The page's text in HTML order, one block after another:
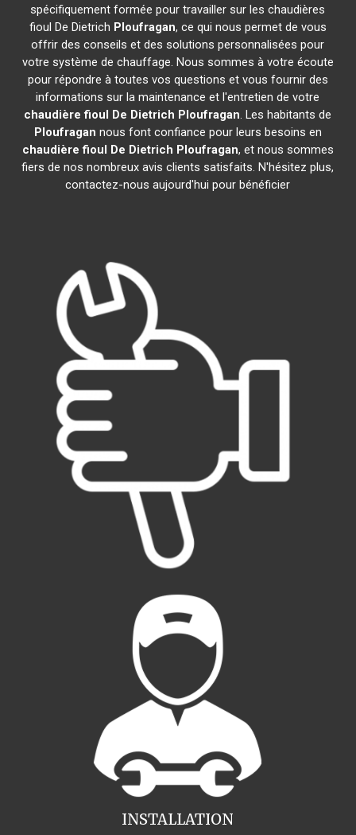
spécifiquement formée pour travailler sur les chaudières
fioul De Dietrich Ploufragan, ce qui nous permet de vous
offrir des conseils et des solutions personnalisées pour
votre système de chauffage. Nous sommes à votre écoute
pour répondre à toutes vos questions et vous fournir des
informations sur la maintenance et l'entretien de votre
chaudière fioul De Dietrich Ploufragan. Les habitants de
Ploufragan nous font confiance pour leurs besoins en
chaudière fioul De Dietrich Ploufragan, et nous sommes
fiers de nos nombreux avis clients satisfaits. N'hésitez plus,
contactez-nous aujourd'hui pour bénéficier
INSTALLATION